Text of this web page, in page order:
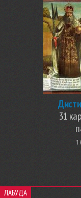
31
ЛАБУДА